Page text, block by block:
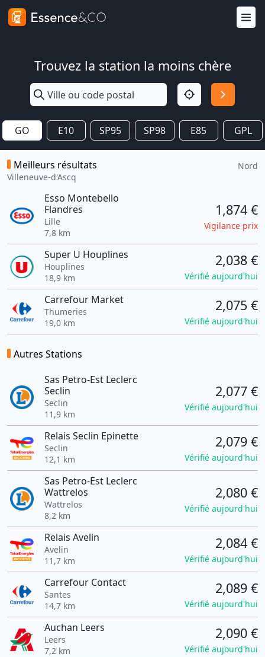
Trouvez la station la moins chère
GO E10 SP95 SP98 E85 GPL
Meilleurs résultats
Villeneuve-d'Ascq
Nord
Esso Montebello
Flandres
Lille
7,8 km
1,874 €
Vigilance prix
Super U Houplines
Houplines
18,9 km
2,038 €
Vérifié aujourd'hui
Carrefour Market
Thumeries
19,0 km
2,075 €
Vérifié aujourd'hui
Autres Stations
Sas Petro-Est Leclerc
Seclin
Seclin
11,9 km
2,077 €
Vérifié aujourd'hui
Relais Seclin Epinette
Seclin
12,1 km
2,079 €
Vérifié aujourd'hui
Sas Petro-Est Leclerc
Wattrelos
Wattrelos
8,2 km
2,080 €
Vérifié aujourd'hui
Relais Avelin
Avelin
11,7 km
2,084 €
Vérifié aujourd'hui
Carrefour Contact
Santes
14,7 km
2,089 €
Vérifié aujourd'hui
Auchan Leers
Leers
7,2 km
2,090 €
Vérifié aujourd'hui